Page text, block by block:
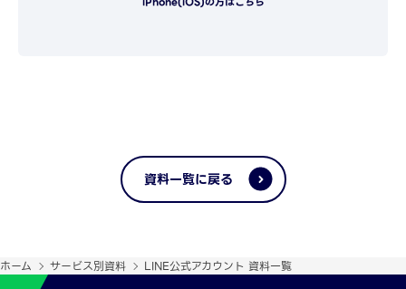
資料一覧に戻る
ホーム サービス別資料 LINE公式アカウント 資料一覧